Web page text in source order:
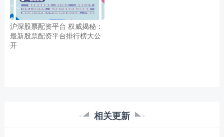
沪深股票配资平台 权威揭秘：
最新股票配资平台排行榜大公
开
相关更新